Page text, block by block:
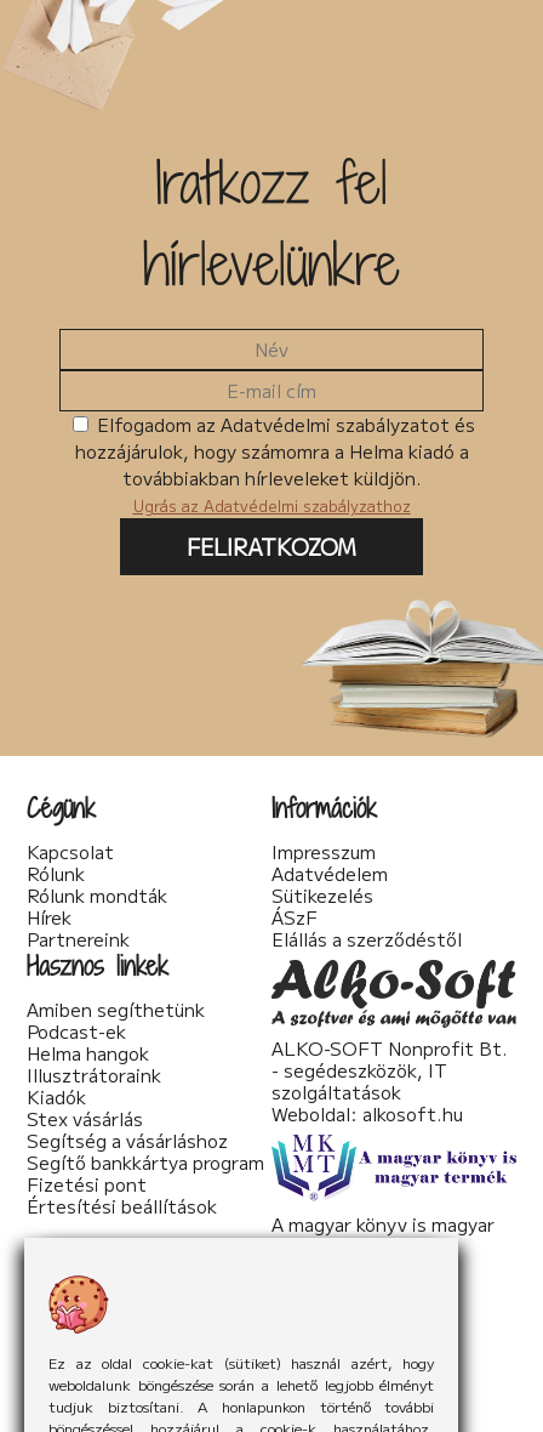
Ez az oldal cookie-kat (sütiket) használ azért, hogy
weboldalunk böngészése során a lehető legjobb élményt
tudjuk biztosítani. A honlapunkon történő további
böngészéssel hozzájárul a cookie-k használatához.
Iratkozz fel
hírlevelünkre
Elfogadom az Adatvédelmi szabályzatot és
hozzájárulok, hogy számomra a Helma kiadó a
továbbiakban hírleveleket küldjön.
Ugrás az Adatvédelmi szabályzathoz
FELIRATKOZOM
Cégünk
Kapcsolat
Rólunk
Rólunk mondták
Hírek
Partnereink
Információk
Impresszum
Adatvédelem
Sütikezelés
ÁSzF
Elállás a szerződéstől
Hasznos linkek
Amiben segíthetünk
Podcast-ek
Helma hangok
Illusztrátoraink
Kiadók
Stex vásárlás
Segítség a vásárláshoz
Segítő bankkártya program
Fizetési pont
Értesítési beállítások
ALKO-SOFT Nonprofit Bt.
- segédeszközök, IT
szolgáltatások
Weboldal: alkosoft.hu
A magyar könyv is magyar
termék